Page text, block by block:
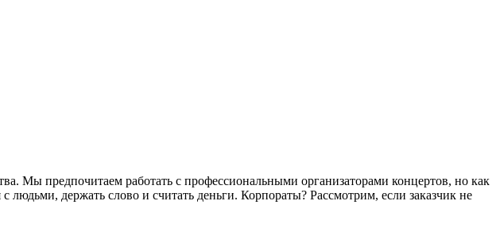
Мы предпочитаем работать с профессиональными организаторами концертов, но как
держать слово и считать деньги. Корпораты? Рассмотрим, если заказчик не